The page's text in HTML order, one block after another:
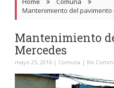
Mantenimiento del pavimento
Mantenimiento
Mercedes
mayo 25, 2016 | Comuna | No